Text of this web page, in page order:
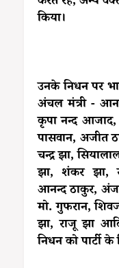
किया।
उनके निधन पर
अंचल मंत्री -
कृपा नन्द आजाद,
पासवान, अजीत
चन्द्र झा,
झा, शंकर झा,
आनन्द ठाकुर,
मो. गुफरान,
झा, राजू झा
निधन को पार्टी